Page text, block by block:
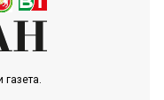
газета.